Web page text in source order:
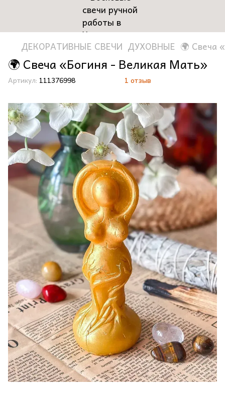
ДЕКОРАТИВНЫЕ СВЕЧИ ДУХОВНЫЕ 🌍 Свеча
🌍 Свеча «Богиня - Великая Мать»
Артикул: 111376998 1 отзыв